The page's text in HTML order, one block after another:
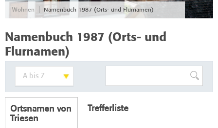
Wohnen Namenbuch 1987 (Orts- und Flurnamen)
Namenbuch 1987 (Orts- und
Flurnamen)
Ortsnamen von
Triesen
Trefferliste